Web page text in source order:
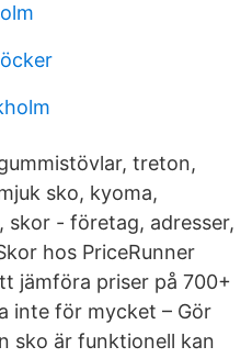
treton,
sko, kyoma,
skor - företag, adresser,
hos PriceRunner
jämföra priser på 700+
inte för mycket – Gör
sko är funktionell kan